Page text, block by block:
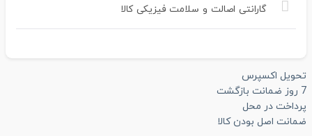
گارانتی اصالت و سلامت فیزیکی کالا
تحویل اکسپرس
7 روز ضمانت بازگشت
پرداخت در محل
ضمانت اصل بودن کالا